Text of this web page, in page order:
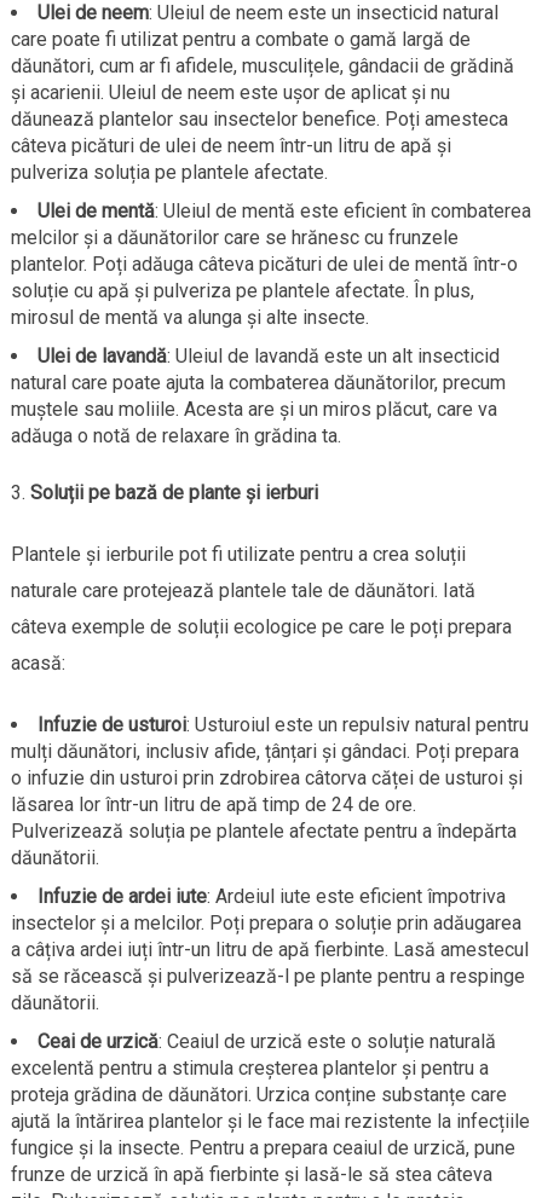
Ulei de neem: Uleiul de neem este un insecticid natural
care poate fi utilizat pentru a combate o gamă largă de
dăunători, cum ar fi afidele, musculițele, gândacii de grădină
și acarienii. Uleiul de neem este ușor de aplicat și nu
dăunează plantelor sau insectelor benefice. Poți amesteca
câteva picături de ulei de neem într-un litru de apă și
pulveriza soluția pe plantele afectate.
Ulei de mentă: Uleiul de mentă este eficient în combaterea
melcilor și a dăunătorilor care se hrănesc cu frunzele
plantelor. Poți adăuga câteva picături de ulei de mentă într-o
soluție cu apă și pulveriza pe plantele afectate. În plus,
mirosul de mentă va alunga și alte insecte.
Ulei de lavandă: Uleiul de lavandă este un alt insecticid
natural care poate ajuta la combaterea dăunătorilor, precum
muștele sau moliile. Acesta are și un miros plăcut, care va
adăuga o notă de relaxare în grădina ta.
Soluții pe bază de plante și ierburi
Plantele și ierburile pot fi utilizate pentru a crea soluții
naturale care protejează plantele tale de dăunători. Iată
câteva exemple de soluții ecologice pe care le poți prepara
acasă:
Infuzie de usturoi: Usturoiul este un repulsiv natural pentru
mulți dăunători, inclusiv afide, țânțari și gândaci. Poți prepara
o infuzie din usturoi prin zdrobirea câtorva căței de usturoi și
lăsarea lor într-un litru de apă timp de 24 de ore.
Pulverizează soluția pe plantele afectate pentru a îndepărta
dăunătorii.
Infuzie de ardei iute: Ardeiul iute este eficient împotriva
insectelor și a melcilor. Poți prepara o soluție prin adăugarea
a câțiva ardei iuți într-un litru de apă fierbinte. Lasă amestecul
să se răcească și pulverizează-l pe plante pentru a respinge
dăunătorii.
Ceai de urzică: Ceaiul de urzică este o soluție naturală
excelentă pentru a stimula creșterea plantelor și pentru a
proteja grădina de dăunători. Urzica conține substanțe care
ajută la întărirea plantelor și le face mai rezistente la infecțiile
fungice și la insecte. Pentru a prepara ceaiul de urzică, pune
frunze de urzică în apă fierbinte și lasă-le să stea câteva